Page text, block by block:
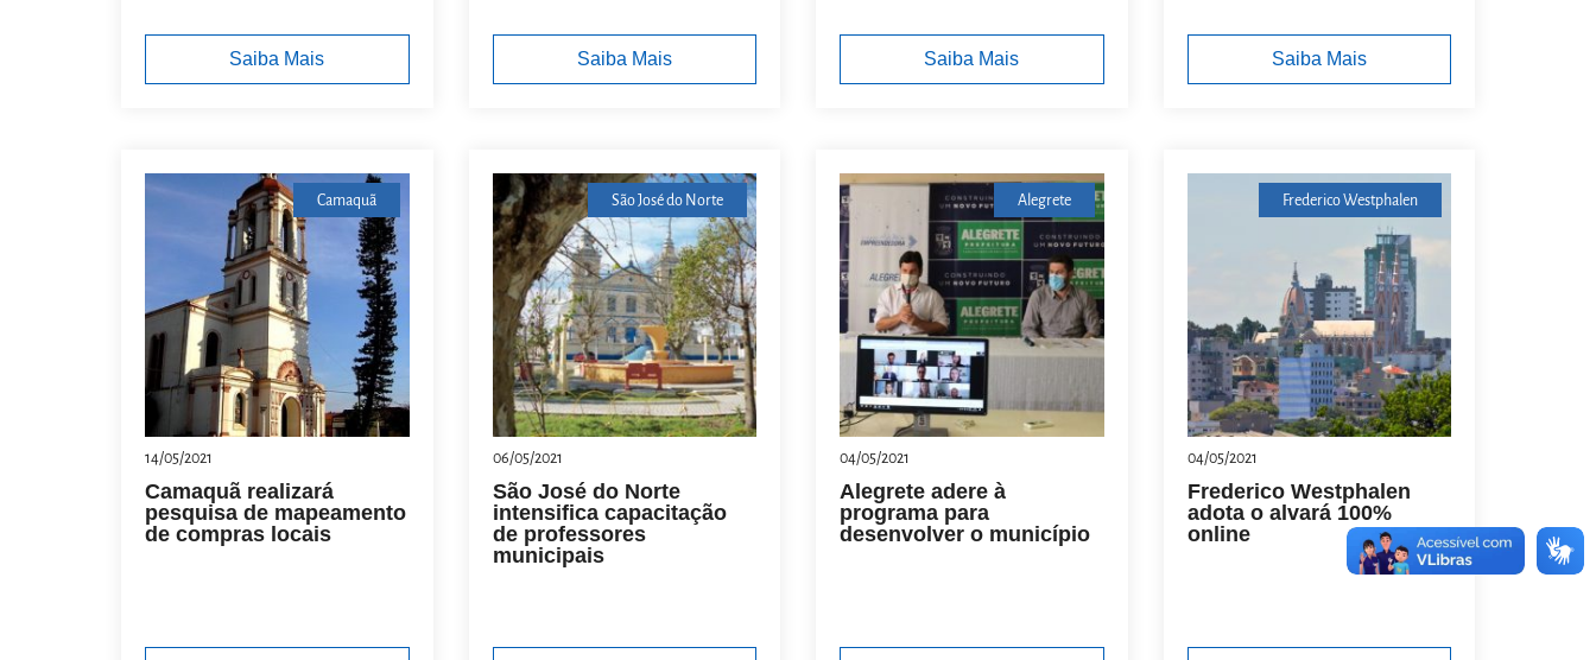
Saiba Mais Saiba Mais Saiba Mais Saiba Mais
Camaquã
14/05/2021
Camaquã realizará
pesquisa de mapeamento
de compras locais
São José do Norte
06/05/2021
São José do Norte
intensifica capacitação
de professores
municipais
Alegrete
04/05/2021
Alegrete adere à
programa para
desenvolver o município
Frederico Westphalen
04/05/2021
Frederico Westphalen
adota o alvará 100%
online